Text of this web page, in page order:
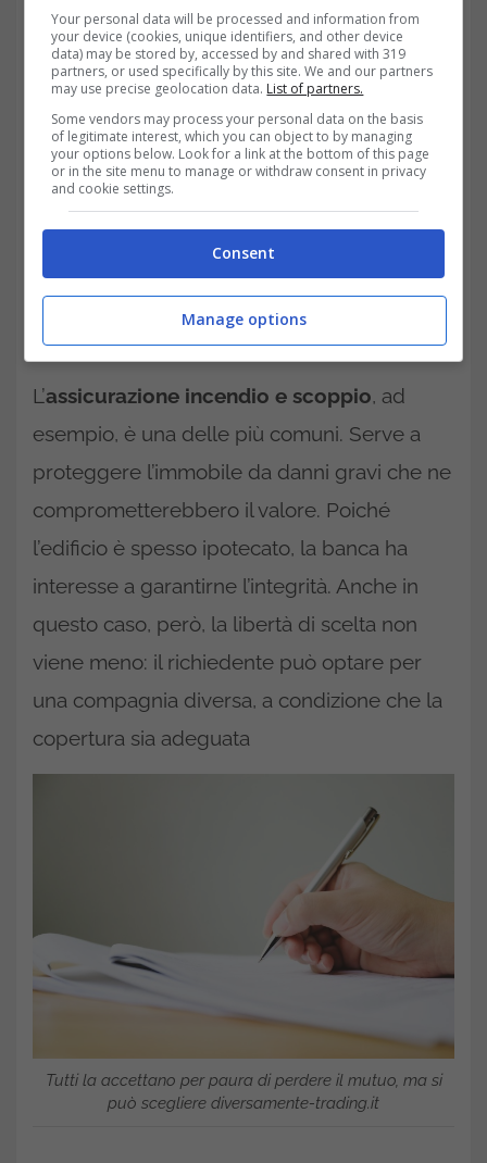
Tra le coperture più frequentemente
richieste c’è l’assicurazione sulla vita, che
rappresenta una garanzia concreta in caso di
eventi irreversibili. La banca viene tutelata, e
l’eventuale debito non grava sugli eredi.
Insieme a questa, può essere richiesta
assicurazione sull’immobile
obbligatoria nei casi in cui la casa funge da
garanzia del finanziamento.
L’assicurazione incendio e scoppio, ad
esempio, è una delle più comuni. Serve a
proteggere l’immobile da danni gravi che ne
comprometterebbero il valore. Poiché
l’edificio è spesso ipotecato, la banca ha
interesse a garantirne l’integrità. Anche in
questo caso, però, la libertà di scelta non
viene meno: il richiedente può optare per
una compagnia diversa, a condizione che la
copertura sia adeguata
Tutti la accettano per paura di perdere il mutuo, ma si
può scegliere diversamente-trading.it
Your personal data will be processed and information from
your device (cookies, unique identifiers, and other device
data) may be stored by, accessed by and shared with 319
partners, or used specifically by this site. We and our partners
may use precise geolocation data. List of partners.
Some vendors may process your personal data on the basis
of legitimate interest, which you can object to by managing
your options below. Look for a link at the bottom of this page
or in the site menu to manage or withdraw consent in privacy
and cookie settings.
Consent
Manage options